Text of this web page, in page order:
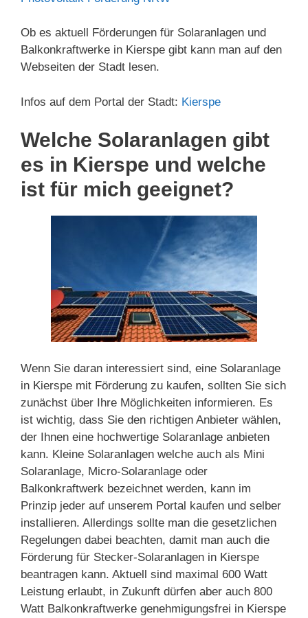
Ob es aktuell Förderungen für Solaranlagen und
Balkonkraftwerke in Kierspe gibt kann man auf den
Webseiten der Stadt lesen.
Infos auf dem Portal der Stadt: Kierspe
Welche Solaranlagen gibt
es in Kierspe und welche
ist für mich geeignet?
Wenn Sie daran interessiert sind, eine Solaranlage
in Kierspe mit Förderung zu kaufen, sollten Sie sich
zunächst über Ihre Möglichkeiten informieren. Es
ist wichtig, dass Sie den richtigen Anbieter wählen,
der Ihnen eine hochwertige Solaranlage anbieten
kann. Kleine Solaranlagen welche auch als Mini
Solaranlage, Micro-Solaranlage oder
Balkonkraftwerk bezeichnet werden, kann im
Prinzip jeder auf unserem Portal kaufen und selber
installieren. Allerdings sollte man die gesetzlichen
Regelungen dabei beachten, damit man auch die
Förderung für Stecker-Solaranlagen in Kierspe
beantragen kann. Aktuell sind maximal 600 Watt
Leistung erlaubt, in Zukunft dürfen aber auch 800
Watt Balkonkraftwerke genehmigungsfrei in Kierspe